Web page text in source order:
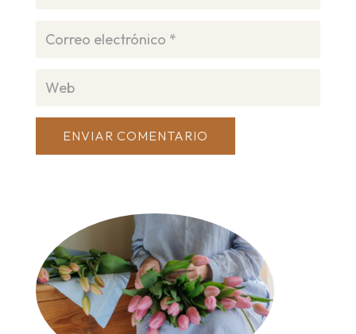
ENVIAR COMENTARIO